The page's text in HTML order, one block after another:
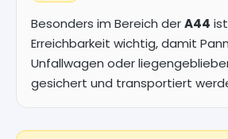
Besonders im Bereich derA44
Erreichbarkeit wichtig, damit
Unfallwagen oder
gesichert und transportiert